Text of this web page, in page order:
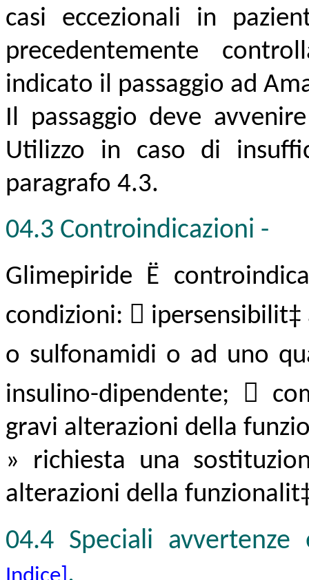
casi eccezionali in
precedentemente
indicato il passaggio ad
Il passaggio deve
Utilizzo in caso di
paragrafo 4.3.
04.3 Controindicazioni -
Glimepiride Ë
condizioni: 
o sulfonamidi o ad uno
insulino-dipendente; 
gravi alterazioni della
» richiesta una
alterazioni della
04.4 Speciali